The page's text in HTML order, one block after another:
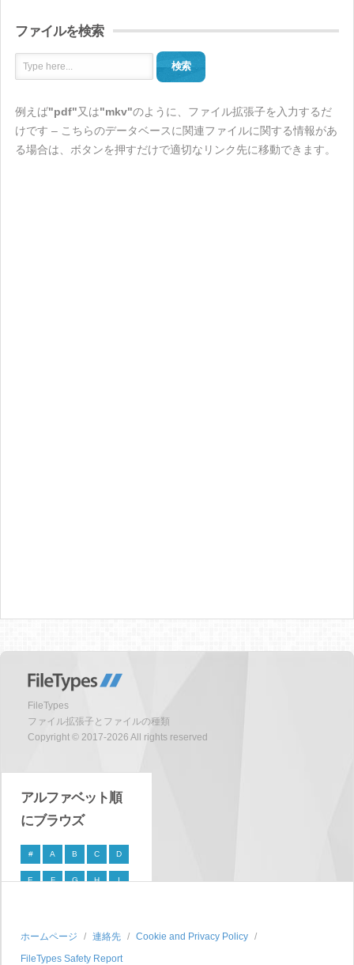
ファイルを検索
検索
例えば"pdf"又は"mkv"のように、ファイル拡張子を入力するだ
けです – こちらのデータベースに関連ファイルに関する情報があ
る場合は、ボタンを押すだけで適切なリンク先に移動できます。
FileTypes
ファイル拡張子とファイルの種類
Copyright © 2017-2026 All rights reserved
アルファベット順
にブラウズ
# A B C D
E F G H I
P Q R S
T U V W X
ホームページ 連絡先
Cookie and Privacy Policy
FileTypes Safety Report